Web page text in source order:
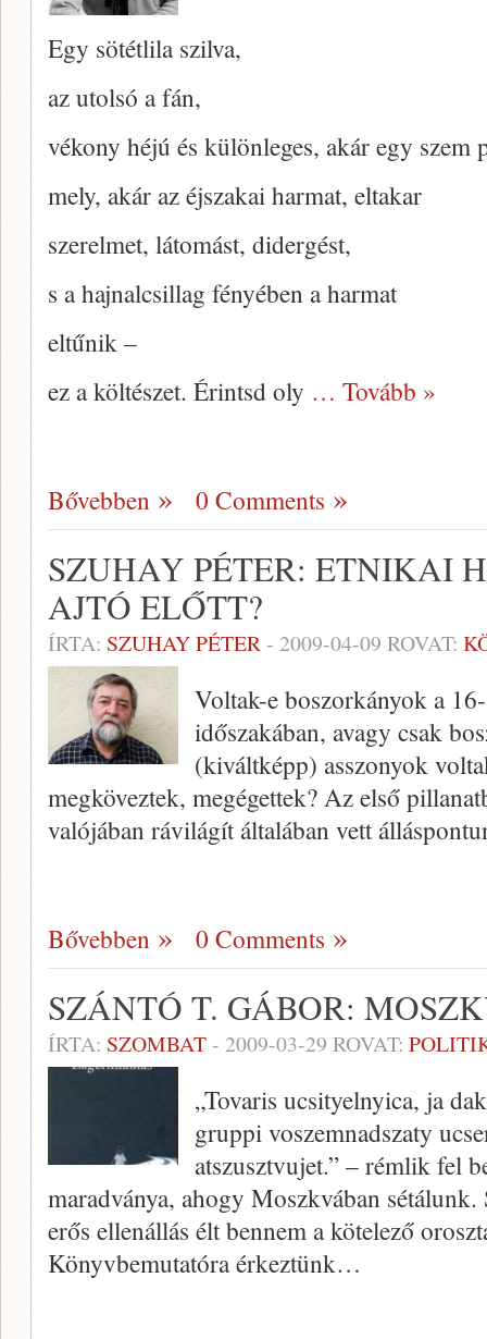
Egy sötétlila szilva,
az utolsó a fán,
vékony héjú és különleges, akár egy szem
mely, akár az éjszakai harmat, eltakar
szerelmet, látomást, didergést,
s a hajnalcsillag fényében a harmat
eltűnik –
ez a költészet. Érintsd oly … Tovább »
Bővebben 0 Comments
SZUHAY PÉTER: ETNIKAI
AJTÓ ELŐTT?
ÍRTA: SZUHAY PÉTER- 2009-04-09 ROVAT:
Voltak-e boszorkányok a
időszakában, avagy csak
(kiváltképp) asszonyok
megköveztek, megégettek? Az első
valójában rávilágít általában vett
Bővebben 0 Comments
SZÁNTÓ T. GÁBOR:
ÍRTA: SZOMBAT- 2009-03-29 ROVAT:
„Tovaris ucsityelnyica, ja
gruppi voszemnadszaty
atszusztvujet.” – rémlik fel
maradványa, ahogy Moszkvában
erős ellenállás élt bennem a kötelező
Könyvbemutatóra érkeztünk…